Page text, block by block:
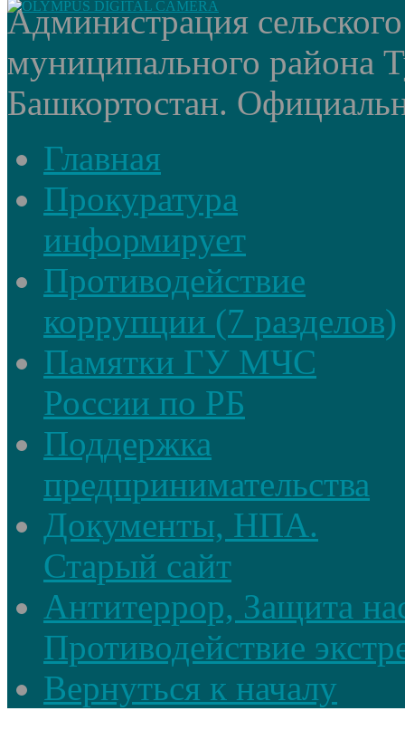
Администрация
муниципального района
Башкортостан.
Главная
Прокуратура
информирует
Противодействие
коррупции (7 разделов)
Памятки ГУ МЧС
России по РБ
Поддержка
предпринимательства
Документы, НПА.
Старый сайт
Антитеррор, Защита
Противодействие
Вернуться к началу